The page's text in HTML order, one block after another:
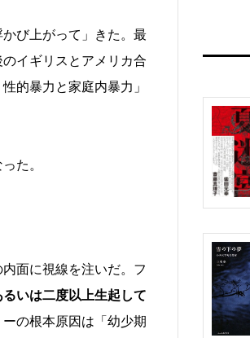
び上がって」きた。最
イギリスとアメリカ合
的暴力と家庭内暴力」
た。
面に視線を注いだ。フ
いは二度以上生起して
の根本原因は「幼少期